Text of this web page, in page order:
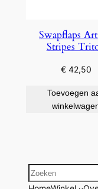
Swapflaps
Stripes
€42,50
Toevoegen
Zoeken